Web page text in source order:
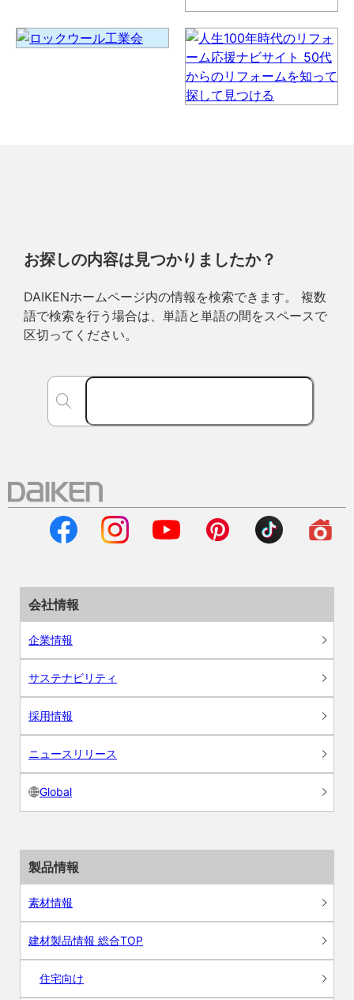
お探しの内容は見つかりましたか？
DAIKENホームページ内の情報を検索できます。 複数
語で検索を行う場合は、単語と単語の間をスペースで
区切ってください。
会社情報
企業情報
サステナビリティ
採用情報
ニュースリリース
Global
製品情報
素材情報
建材製品情報 総合TOP
住宅向け